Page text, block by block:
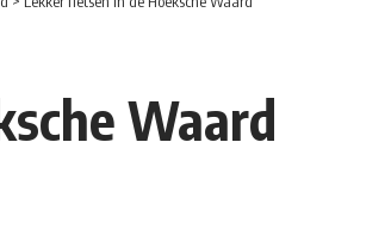
Waard